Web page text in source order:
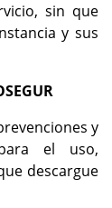
sin que
y sus
y
el uso,
descargue